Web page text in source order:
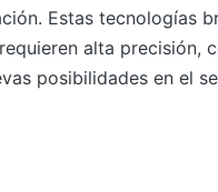
Estas tecnologías
alta precisión,
posibilidades en el